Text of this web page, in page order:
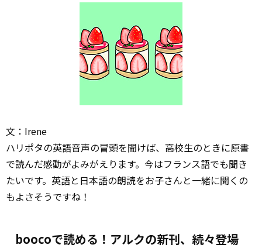
文：Irene
ハリポタの英語音声の冒頭を聞けば、高校生のときに原書
で読んだ感動がよみがえります。今はフランス語でも聞き
たいです。英語と日本語の朗読をお子さんと一緒に聞くの
もよさそうですね！
boocoで読める！アルクの新刊、続々登場